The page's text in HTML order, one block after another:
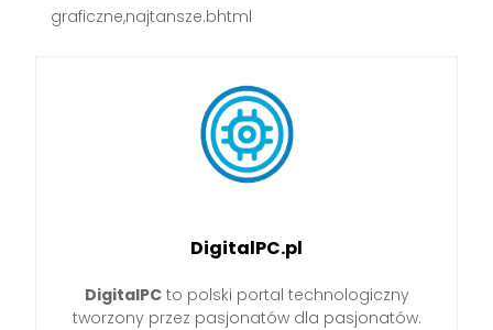
graficzne,najtansze.bhtml
DigitalPC.pl
DigitalPCto polski portal technologiczny
tworzony przez pasjonatów dla pasjonatów.